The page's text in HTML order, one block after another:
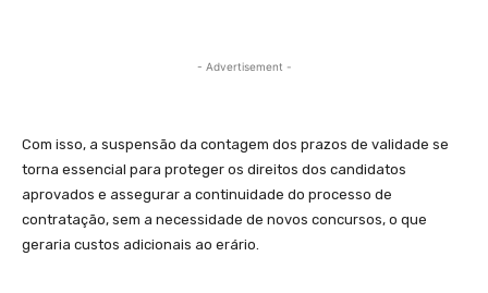
- Advertisement -
Com isso, a suspensão da contagem dos prazos de validade se
torna essencial para proteger os direitos dos candidatos
aprovados e assegurar a continuidade do processo de
contratação, sem a necessidade de novos concursos, o que
geraria custos adicionais ao erário.